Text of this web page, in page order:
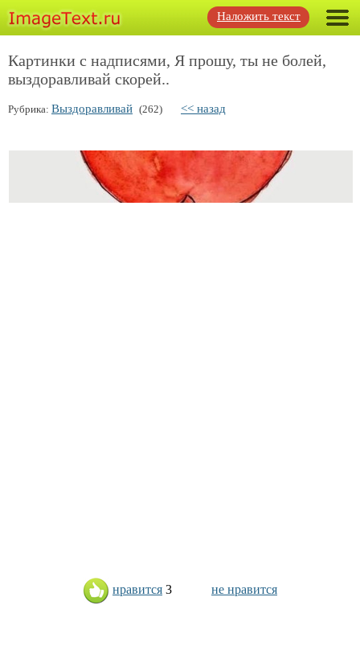
Наложить текст
Картинки с надписями, Я прошу, ты не болей,
выздоравливай скорей..
Рубрика: Выздоравливай (262) << назад
нравится 3 не нравится